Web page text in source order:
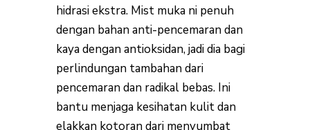
hidrasi ekstra. Mist muka ni penuh
dengan bahan anti-pencemaran dan
kaya dengan antioksidan, jadi dia bagi
perlindungan tambahan dari
pencemaran dan radikal bebas. Ini
bantu menjaga kesihatan kulit dan
elakkan kotoran dari menyumbat